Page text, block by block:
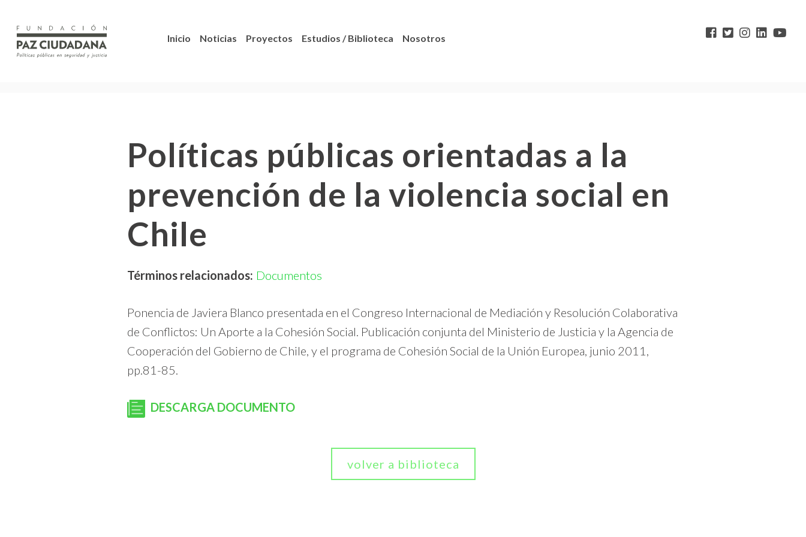
Inicio Noticias Proyectos Estudios / Biblioteca Nosotros
Políticas públicas orientadas a la
prevención de la violencia social en
Chile
Términos relacionados: Documentos
Ponencia de Javiera Blanco presentada en el Congreso Internacional de Mediación y Resolución Colaborativa
de Conflictos: Un Aporte a la Cohesión Social. Publicación conjunta del Ministerio de Justicia y la Agencia de
Cooperación del Gobierno de Chile, y el programa de Cohesión Social de la Unión Europea, junio 2011,
pp.81-85.
DESCARGA DOCUMENTO
volver a biblioteca